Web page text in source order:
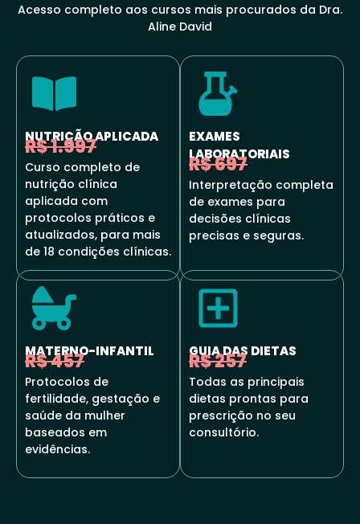
Acesso completo aos cursos mais procurados da Dra.
Aline David
NUTRIÇÃO APLICADA
R$ 1.997
Curso completo de
nutrição clínica
aplicada com
protocolos práticos e
atualizados, para mais
de 18 condições clínicas.
EXAMES
LABORATORIAIS
R$ 697
Interpretação completa
de exames para
decisões clínicas
precisas e seguras.
MATERNO-INFANTIL
R$ 457
Protocolos de
fertilidade, gestação e
saúde da mulher
baseados em
evidências.
GUIA DAS DIETAS
R$ 257
Todas as principais
dietas prontas para
prescrição no seu
consultório.